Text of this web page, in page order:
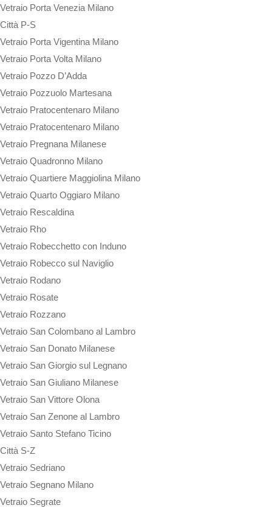
Vetraio Porta Venezia Milano
Città P-S
Vetraio Porta Vigentina Milano
Vetraio Porta Volta Milano
Vetraio Pozzo D’Adda
Vetraio Pozzuolo Martesana
Vetraio Pratocentenaro Milano
Vetraio Pratocentenaro Milano
Vetraio Pregnana Milanese
Vetraio Quadronno Milano
Vetraio Quartiere Maggiolina Milano
Vetraio Quarto Oggiaro Milano
Vetraio Rescaldina
Vetraio Rho
Vetraio Robecchetto con Induno
Vetraio Robecco sul Naviglio
Vetraio Rodano
Vetraio Rosate
Vetraio Rozzano
Vetraio San Colombano al Lambro
Vetraio San Donato Milanese
Vetraio San Giorgio sul Legnano
Vetraio San Giuliano Milanese
Vetraio San Vittore Olona
Vetraio San Zenone al Lambro
Vetraio Santo Stefano Ticino
Città S-Z
Vetraio Sedriano
Vetraio Segnano Milano
Vetraio Segrate